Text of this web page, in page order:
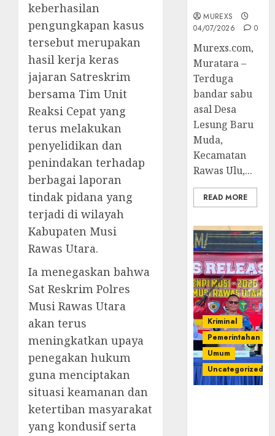
keberhasilan
pengungkapan kasus
tersebut merupakan
hasil kerja keras
jajaran Satreskrim
bersama Tim Unit
Reaksi Cepat yang
terus melakukan
penyelidikan dan
penindakan terhadap
berbagai laporan
tindak pidana yang
terjadi di wilayah
Kabupaten Musi
Rawas Utara.
Ia menegaskan bahwa
Sat Reskrim Polres
Musi Rawas Utara
akan terus
meningkatkan upaya
penegakan hukum
guna menciptakan
situasi keamanan dan
ketertiban masyarakat
yang kondusif serta
MUREXS
04/07/2026
0
Murexs.com,
Muratara –
Terduga
bandar sabu
asal Desa
Lesung Baru
Muda,
Kecamatan
Rawas Ulu,...
READ MORE
Kriminal
Pemerintahan
Umum
Uncategorized